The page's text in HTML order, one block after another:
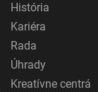
História
Kariéra
Rada
Úhrady
Kreatívne centrá